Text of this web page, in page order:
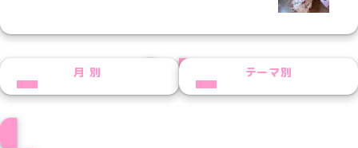
PREVNEXT
月別 テーマ別